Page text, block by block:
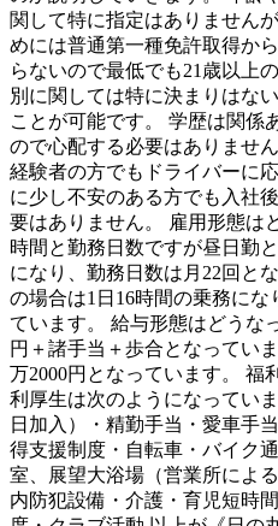
関して特に指定はありません
めには普通第一種免許取得か
らないので最低でも21歳以上
別に関しては特に決まりはな
ことが可能です。 学歴は関係
ので心配する必要はありませ
経験者の方でもドライバーに
に少し不安のある方でも入社
要はありません。 雇用形態は
時間と勤務日数ですが昼日勤
になり、勤務日数は月22回と
の場合は1日16時間の乗務にな
ています。 給与形態はどうな
円＋諸手当＋歩合となってい
万2000円となっています。 福
利厚生は次のようになってい
日加入）・精勤手当・愛車手
得支援制度・自転車・バイク
室、展望大浴場（営業所によ
内防犯設備・介護・育児短時